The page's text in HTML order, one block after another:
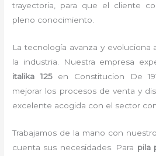
trayectoria, para que el cliente
pleno conocimiento.
La tecnología avanza y evoluciona
la industria. Nuestra empresa
italika 125en Constitucion De
mejorar los procesos de venta y
excelente acogida con el sector
Trabajamos de la mano con
cuenta sus necesidades. Para pila